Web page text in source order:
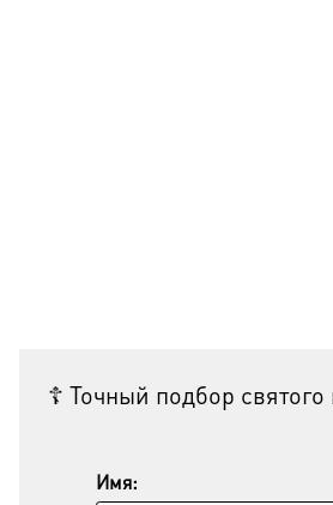
☦ Точный подбор
Имя: